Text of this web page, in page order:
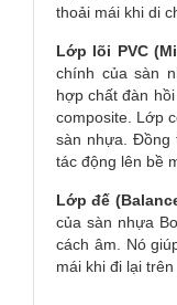
thoải mái khi di
Lớp lõi PVC
chính của sàn
hợp chất đàn
composite. Lớp
sàn nhựa. Đồng
tác động lên bề
Lớp đế
của sàn nhựa
cách âm. Nó
mái khi đi lại trên